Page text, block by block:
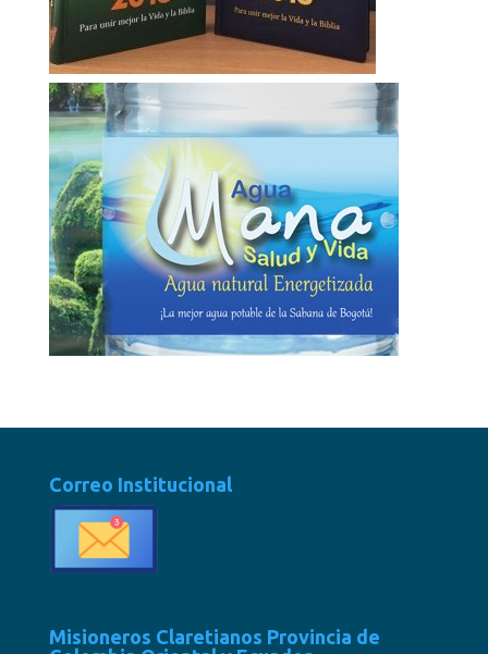
Correo Institucional
Misioneros Claretianos Provincia de